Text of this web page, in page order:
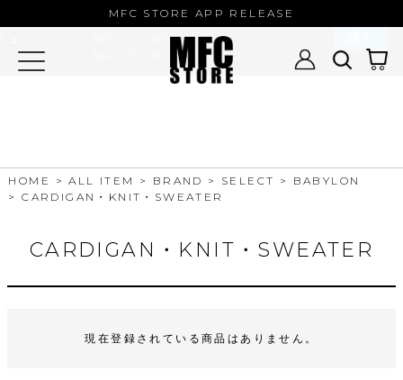
MFC STORE APP RELEASE
HOME ALL ITEM BRAND SELECT
BABYLON
CARDIGAN・KNIT・SWEATER
CARDIGAN・KNIT・SWEATER
現在登録されている商品はありません。
MFC STORE
MFC STORE/EXAMPLE 公式アプリ -
Google Play